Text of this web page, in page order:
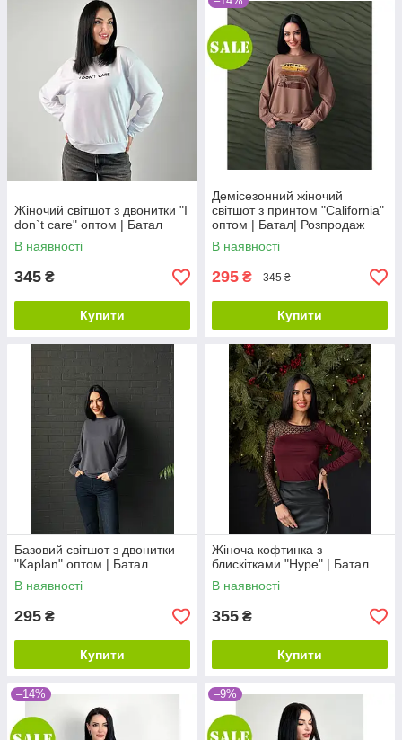
Жіночий світшот з двонитки "I
don`t care" оптом | Батал
В наявності
345 ₴
Купити
Демісезонний жіночий
світшот з принтом "California"
оптом | Батал| Розпродаж
моделі
В наявності
295 ₴ 345 ₴
Купити
Базовий світшот з двонитки
"Kaplan" оптом | Батал
В наявності
295 ₴
Купити
Жіноча кофтинка з
блискітками "Hype" | Батал
В наявності
355 ₴
Купити
–14% –9%